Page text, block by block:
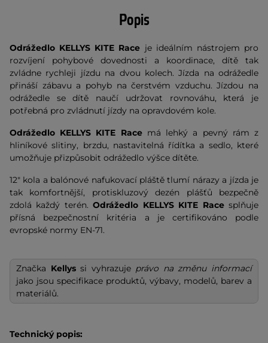
Popis
Odrážedlo KELLYS KITE Race je ideálním nástrojem pro
rozvíjení pohybové dovednosti a koordinace, dítě tak
zvládne rychleji jízdu na dvou kolech. Jízda na odrážedle
přináší zábavu a pohyb na čerstvém vzduchu. Jízdou na
odrážedle se dítě naučí udržovat rovnováhu, která je
potřebná pro zvládnutí jízdy na opravdovém kole.
Odrážedlo KELLYS KITE Race má lehký a pevný rám z
hliníkové slitiny, brzdu, nastavitelná řídítka a sedlo, které
umožňuje přizpůsobit odrážedlo výšce dítěte.
12" kola a balónové nafukovací pláště tlumí nárazy a jízda je
tak komfortnější, protiskluzový dezén plášťů bezpečně
zdolá každý terén.Odrážedlo KELLYS KITE Racesplňuje
přísná bezpečnostní kritéria a je certifikováno podle
evropské normy EN-71.
Značka Kellyssi vyhrazuje právo na změnu informací
jako jsou specifikace produktů, výbavy, modelů, barev a
materiálů.
Technický popis: